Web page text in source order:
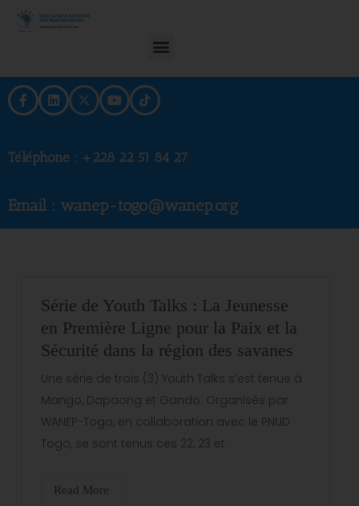
Téléphone : +228 22 51 84 27
Email : wanep-togo@wanep.org
Série de Youth Talks : La Jeunesse
en Première Ligne pour la Paix et la
Sécurité dans la région des savanes
Une série de trois (3) Youth Talks s’est tenue à
Mango, Dapaong et Gando. Organisés par
WANEP-Togo, en collaboration avec le PNUD
Togo, se sont tenus ces 22, 23 et
Read More